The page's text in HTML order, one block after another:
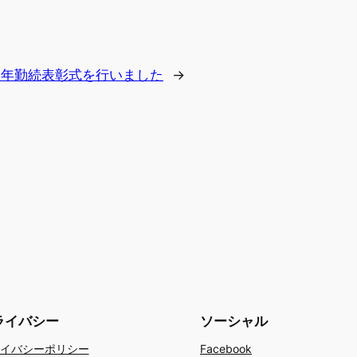
勤続表彰式を行いました →
イバシー
バシーポリシー
ソーシャル
Facebook